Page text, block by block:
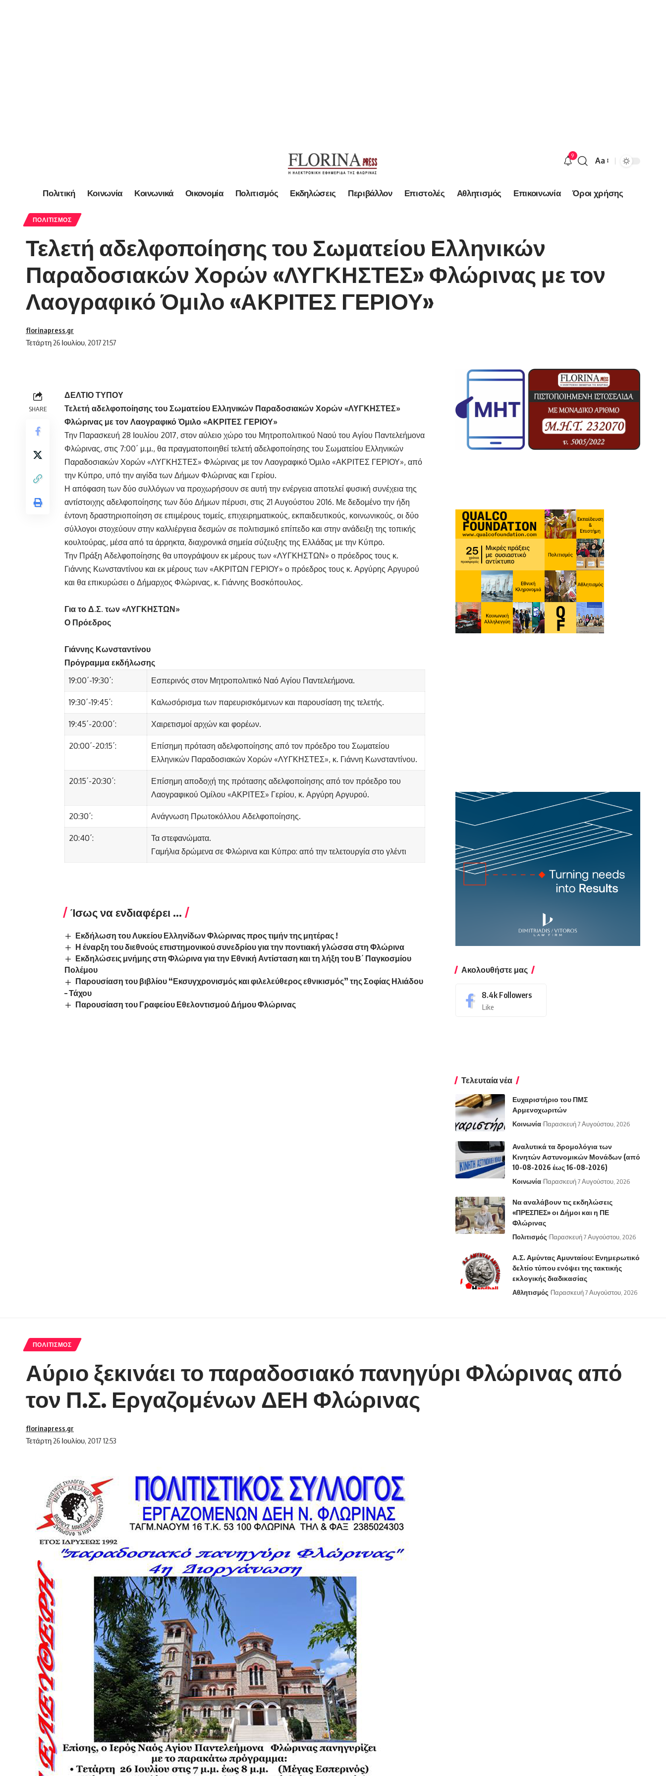
9
Font
Aa
Πολιτική Κοινωνία Κοινωνικά Οικονομία Πολιτισμός Εκδηλώσεις Περιβάλλον Επιστολές Αθλητισμός Επικοινωνία Όροι χρήσης
ΠΟΛΙΤΙΣΜΌΣ
Τελετή αδελφοποίησης του Σωματείου Ελληνικών
Παραδοσιακών Χορών «ΛΥΓΚΗΣΤΕΣ» Φλώρινας με τον
Λαογραφικό Όμιλο «ΑΚΡΙΤΕΣ ΓΕΡΙΟΥ»
Τετάρτη 26 Ιουλίου, 2017 21:57
florinapress.gr
SHARE
ΔΕΛΤΙΟ ΤΥΠΟΥ
Τελετή αδελφοποίησης του Σωματείου Ελληνικών Παραδοσιακών Χορών «ΛΥΓΚΗΣΤΕΣ»
Φλώρινας με τον Λαογραφικό Όμιλο «ΑΚΡΙΤΕΣ ΓΕΡΙΟΥ»
Την Παρασκευή 28 Ιουλίου 2017, στον αύλειο χώρο του Μητροπολιτικού Ναού του Αγίου Παντελεήμονα
Φλώρινας, στις 7:00΄ μ.μ., θα πραγματοποιηθεί τελετή αδελφοποίησης του Σωματείου Ελληνικών
Παραδοσιακών Χορών «ΛΥΓΚΗΣΤΕΣ» Φλώρινας με τον Λαογραφικό Όμιλο «ΑΚΡΙΤΕΣ ΓΕΡΙΟΥ», από
την Κύπρο, υπό την αιγίδα των Δήμων Φλώρινας και Γερίου.
Η απόφαση των δύο συλλόγων να προχωρήσουν σε αυτή την ενέργεια αποτελεί φυσική συνέχεια της
αντίστοιχης αδελφοποίησης των δύο Δήμων πέρυσι, στις 21 Αυγούστου 2016. Με δεδομένο την ήδη
έντονη δραστηριοποίηση σε επιμέρους τομείς, επιχειρηματικούς, εκπαιδευτικούς, κοινωνικούς, οι δύο
σύλλογοι στοχεύουν στην καλλιέργεια δεσμών σε πολιτισμικό επίπεδο και στην ανάδειξη της τοπικής
κουλτούρας, μέσα από τα άρρηκτα, διαχρονικά σημεία σύζευξης της Ελλάδας με την Κύπρο.
Την Πράξη Αδελφοποίησης θα υπογράψουν εκ μέρους των «ΛΥΓΚΗΣΤΩΝ» ο πρόεδρος τους κ.
Γιάννης Κωνσταντίνου και εκ μέρους των «ΑΚΡΙΤΩΝ ΓΕΡΙΟΥ» ο πρόεδρος τους κ. Αργύρης Αργυρού
και θα επικυρώσει ο Δήμαρχος Φλώρινας, κ. Γιάννης Βοσκόπουλος.
Για το Δ.Σ. των «ΛΥΓΚΗΣΤΩΝ»
Ο Πρόεδρος
Γιάννης Κωνσταντίνου
Πρόγραμμα εκδήλωσης
19:00΄-19:30΄:
Εσπερινός στον Μητροπολιτικό Ναό Αγίου Παντελεήμονα.
19:30΄-19:45΄: Καλωσόρισμα των παρευρισκόμενων και παρουσίαση της τελετής.
19:45΄-20:00΄: Χαιρετισμοί αρχών και φορέων.
20:00΄-20:15΄:
Επίσημη πρόταση αδελφοποίησης από τον πρόεδρο του Σωματείου
Ελληνικών Παραδοσιακών Χορών «ΛΥΓΚΗΣΤΕΣ», κ. Γιάννη Κωνσταντίνου.
20:15΄-20:30΄:
Επίσημη αποδοχή της πρότασης αδελφοποίησης από τον πρόεδρο του
Λαογραφικού Ομίλου «ΑΚΡΙΤΕΣ» Γερίου, κ. Αργύρη Αργυρού.
20:30΄: Ανάγνωση Πρωτοκόλλου Αδελφοποίησης.
20:40΄:
Τα στεφανώματα.
Γαμήλια δρώμενα σε Φλώρινα και Κύπρο: από την τελετουργία στο γλέντι
Ίσως να ενδιαφέρει ...
Εκδήλωση του Λυκείου Ελληνίδων Φλώρινας προς τιμήν της μητέρας !
Η έναρξη του διεθνούς επιστημονικού συνεδρίου για την ποντιακή γλώσσα στη Φλώρινα
Εκδηλώσεις μνήμης στη Φλώρινα για την Εθνική Αντίσταση και τη λήξη του Β΄ Παγκοσμίου
Πολέμου
Παρουσίαση του βιβλίου “Εκσυγχρονισμός και φιλελεύθερος εθνικισμός” της Σοφίας Ηλιάδου
– Τάχου
Παρουσίαση του Γραφείου Εθελοντισμού Δήμου Φλώρινας
Ακολουθήστε μας
8.4k Followers
Like
Τελευταία νέα
Ευχαριστήριο του ΠΜΣ
Αρμενοχωριτών
Κοινωνία Παρασκευή 7 Αυγούστου, 2026
Αναλυτικά τα δρομολόγια των
Κινητών Αστυνομικών Μονάδων (από
10-08-2026 έως 16-08-2026)
Κοινωνία Παρασκευή 7 Αυγούστου, 2026
Να αναλάβουν τις εκδηλώσεις
«ΠΡΕΣΠΕΣ» οι Δήμοι και η ΠΕ
Φλώρινας
Πολιτισμός Παρασκευή 7 Αυγούστου, 2026
Α.Σ. Αμύντας Αμυνταίου: Ενημερωτικό
δελτίο τύπου ενόψει της τακτικής
εκλογικής διαδικασίας
Αθλητισμός Παρασκευή 7 Αυγούστου, 2026
ΠΟΛΙΤΙΣΜΌΣ
Αύριο ξεκινάει το παραδοσιακό πανηγύρι Φλώρινας από
τον Π.Σ. Εργαζομένων ΔΕΗ Φλώρινας
Τετάρτη 26 Ιουλίου, 2017 12:53
florinapress.gr